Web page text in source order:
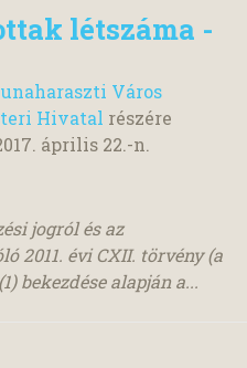
létszáma -
Város
Hivatal részére
április 22.-n.
jogról és az
2011. évi CXII. törvény (a
bekezdése alapján a...